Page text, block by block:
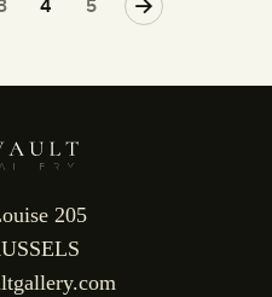
4 5
205